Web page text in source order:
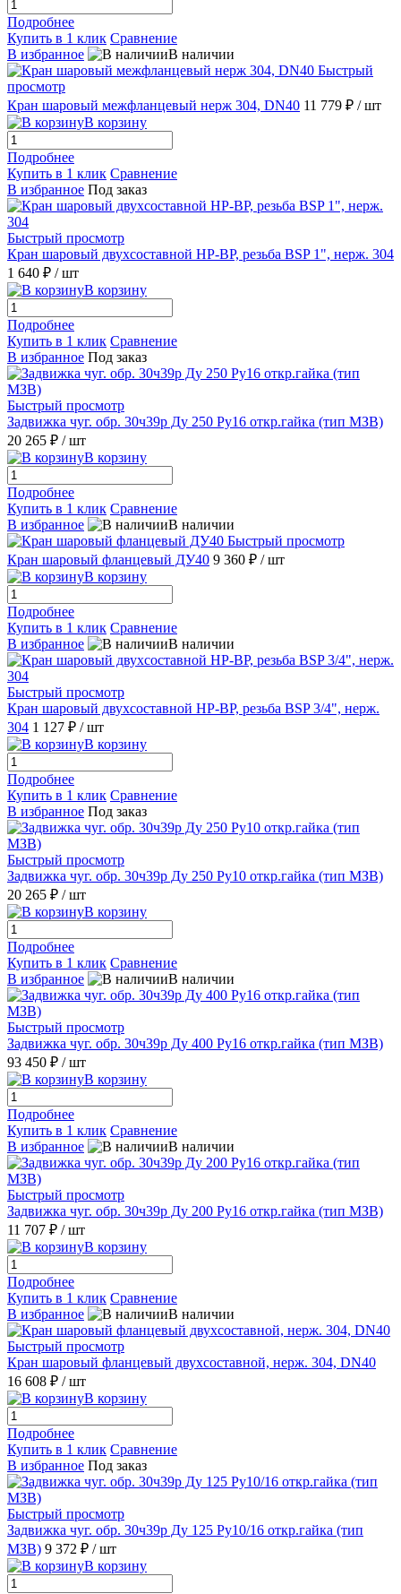
Подробнее
Купить в 1 клик Сравнение
В избранное
В наличии
Быстрый
просмотр
Кран шаровый межфланцевый нерж 304, DN40 11 779 ₽ / шт
В корзину
Подробнее
Купить в 1 клик Сравнение
В избранное Под заказ
Быстрый просмотр
Кран шаровый двухсоставной НР-ВР, резьба BSP 1", нерж. 304
1 640 ₽ / шт
В корзину
Подробнее
Купить в 1 клик Сравнение
В избранное Под заказ
Быстрый просмотр
Задвижка чуг. обр. 30ч39р Ду 250 Ру16 откр.гайка (тип МЗВ)
20 265 ₽ / шт
В корзину
Подробнее
Купить в 1 клик Сравнение
В избранное
В наличии
Быстрый просмотр
Кран шаровый фланцевый ДУ40 9 360 ₽ / шт
В корзину
Подробнее
Купить в 1 клик Сравнение
В избранное
В наличии
Быстрый просмотр
Кран шаровый двухсоставной НР-ВР, резьба BSP 3/4", нерж.
304 1 127 ₽ / шт
В корзину
Подробнее
Купить в 1 клик Сравнение
В избранное Под заказ
Быстрый просмотр
Задвижка чуг. обр. 30ч39р Ду 250 Ру10 откр.гайка (тип МЗВ)
20 265 ₽ / шт
В корзину
Подробнее
Купить в 1 клик Сравнение
В избранное
В наличии
Быстрый просмотр
Задвижка чуг. обр. 30ч39р Ду 400 Ру16 откр.гайка (тип МЗВ)
93 450 ₽ / шт
В корзину
Подробнее
Купить в 1 клик Сравнение
В избранное
В наличии
Быстрый просмотр
Задвижка чуг. обр. 30ч39р Ду 200 Ру16 откр.гайка (тип МЗВ)
11 707 ₽ / шт
В корзину
Подробнее
Купить в 1 клик Сравнение
В избранное
В наличии
Быстрый просмотр
Кран шаровый фланцевый двухсоставной, нерж. 304, DN40
16 608 ₽ / шт
В корзину
Подробнее
Купить в 1 клик Сравнение
В избранное Под заказ
Быстрый просмотр
Задвижка чуг. обр. 30ч39р Ду 125 Ру10/16 откр.гайка (тип
МЗВ) 9 372 ₽ / шт
В корзину